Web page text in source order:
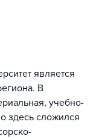
является
В
учебно-
здесь сложился